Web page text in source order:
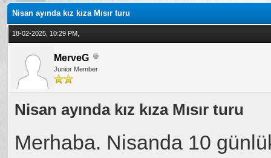
Nisan ayında kız kıza Mısır turu
18-02-2025, 10:29 PM,
MerveG
Junior Member
Nisan ayında kız kıza Mısır turu
Merhaba. Nisanda 10